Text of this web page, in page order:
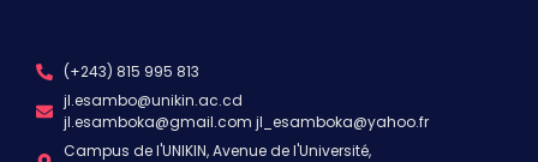
La constitution congolaise du 18
(+243) 815 995 813
jl.esambo@unikin.ac.cd
jl.esamboka@gmail.com jl_esamboka@yahoo.fr
Campus de l'UNIKIN, Avenue de l'Université,